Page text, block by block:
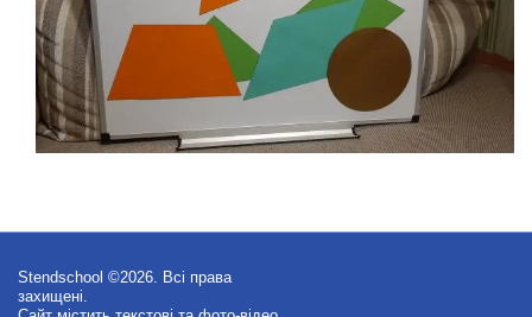
Stendschool ©2026. Всі права
захищені.